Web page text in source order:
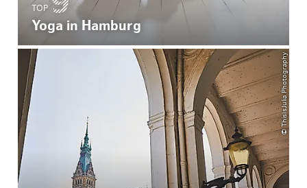
TOP
Yoga in Hamburg
© ThisIsJulia Photography